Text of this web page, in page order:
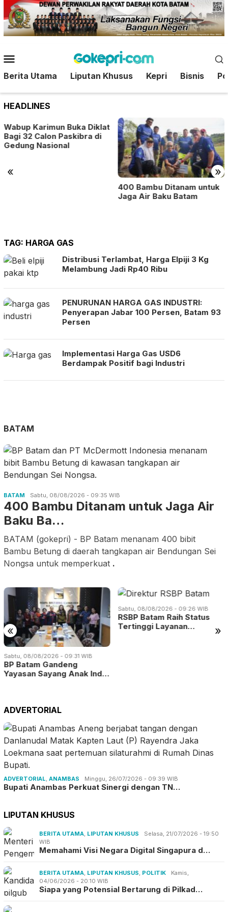
Loncat
ke
konten
Mobile
Berita Utama Liputan Khusus Kepri Bisnis
HEADLINES
« »
Buka Diklat
Paskibra di
400 Bambu Ditanam untuk
Jaga Air Baku Batam
BP Batam
Yayasan
TAG: HARGA GAS
Distribusi Terlambat, Harga Elpiji 3 Kg
Melambung Jadi Rp40 Ribu
PENURUNAN HARGA GAS INDUSTRI:
Penyerapan Jabar 100 Persen, Batam 93
Persen
Implementasi Harga Gas USD6
Berdampak Positif bagi Industri
BATAM
BATAM Sabtu, 08/08/2026 - 09:35 WIB
400 Bambu Ditanam untuk Jaga Air
Baku Ba…
BATAM (gokepri) - BP Batam menanam 400 bibit
Bambu Betung di daerah tangkapan air Bendungan Sei
Nongsa untuk memperkuat .
« »
2026 - 09:31 WIB
Gandeng
Anak Ind…
Sabtu, 08/08/2026 - 09:26 WIB
RSBP Batam Raih Status
Tertinggi Layanan…
ADVERTORIAL
ADVERTORIAL, ANAMBAS Minggu, 26/07/2026 - 09:39 WIB
Bupati Anambas Perkuat Sinergi dengan TN…
LIPUTAN KHUSUS
BERITA UTAMA, LIPUTAN KHUSUS
Selasa, 21/07/2026 - 19:50
WIB
Memahami Visi Negara Digital Singapura d…
BERITA UTAMA, LIPUTAN KHUSUS, POLITIK
Kamis,
04/06/2026 - 20:10 WIB
Siapa yang Potensial Bertarung di Pilkad…